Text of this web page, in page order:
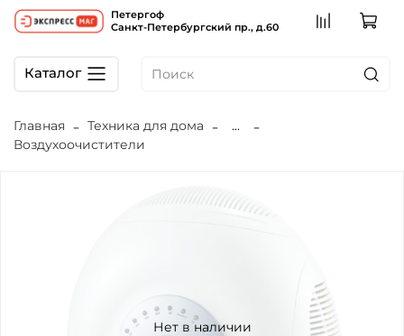
Петергоф
Санкт-Петербургский пр., д.60
Каталог
Главная Техника для дома
...
Воздухоочистители
Нет в наличии